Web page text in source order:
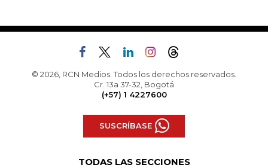
© 2026, RCN Medios. Todos los derechos reservados.
Cr. 13a 37-32, Bogotá
(+57) 1 4227600
SUSCRÍBASE
TODAS LAS SECCIONES